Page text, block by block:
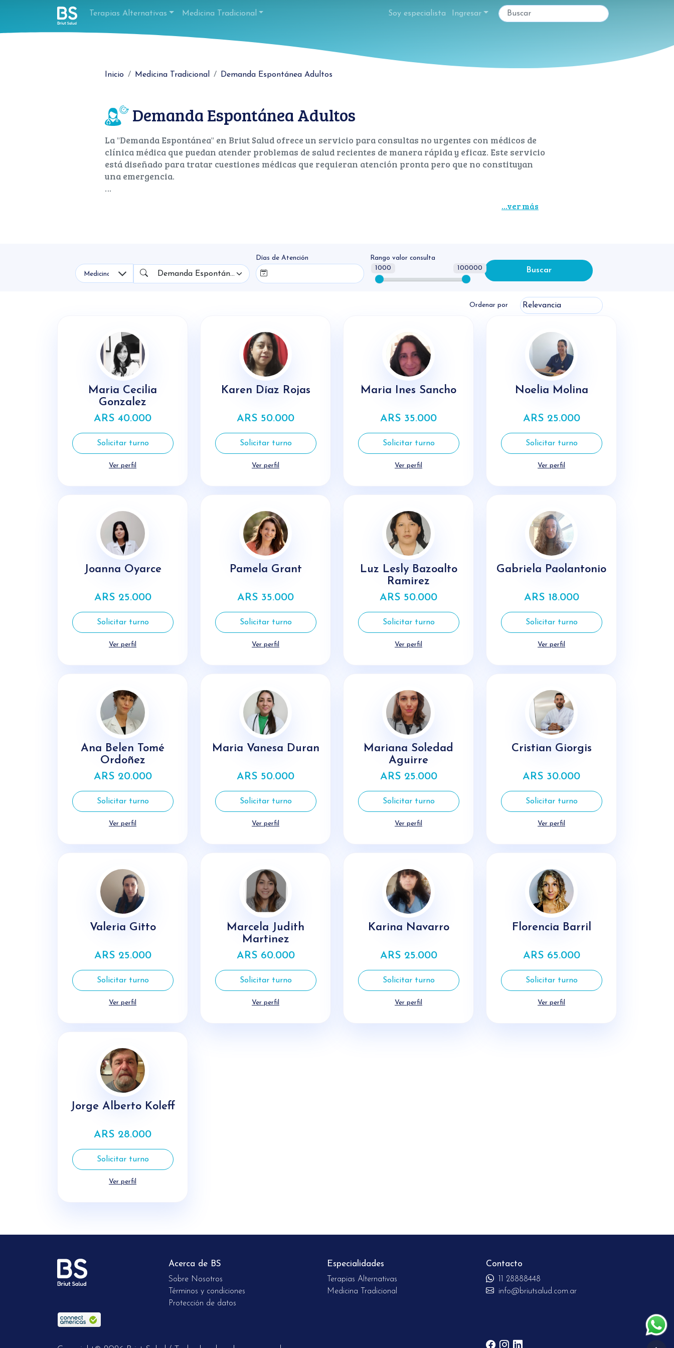
Terapias Alternativas Medicina Tradicional Soy especialista Ingresar
Inicio Medicina Tradicional Demanda Espontánea Adultos
Demanda Espontánea Adultos
La "Demanda Espontánea" en Briut Salud ofrece un servicio para consultas no urgentes con médicos de
clínica médica que puedan atender problemas de salud recientes de manera rápida y eficaz. Este servicio
está diseñado para tratar cuestiones médicas que requieran atención pronta pero que no constituyan
una emergencia.
3- Elige el horario que mejor se ajuste a tus necesidades y reserva tu turno.
...ver más
Demanda Espontánea Adultos
Días de Atención Rango valor consulta
1000 100000 Buscar
Ordenar por
Maria Cecilia
Gonzalez
ARS 40.000
Solicitar turno
Ver perfil
Karen Díaz Rojas
ARS 50.000
Solicitar turno
Ver perfil
Maria Ines Sancho
ARS 35.000
Solicitar turno
Ver perfil
Noelia Molina
ARS 25.000
Solicitar turno
Ver perfil
Joanna Oyarce
ARS 25.000
Solicitar turno
Ver perfil
Pamela Grant
ARS 35.000
Solicitar turno
Ver perfil
Luz Lesly Bazoalto
Ramirez
ARS 50.000
Solicitar turno
Ver perfil
Gabriela Paolantonio
ARS 18.000
Solicitar turno
Ver perfil
Ana Belen Tomé
Ordoñez
ARS 20.000
Solicitar turno
Ver perfil
Maria Vanesa Duran
ARS 50.000
Solicitar turno
Ver perfil
Mariana Soledad
Aguirre
ARS 25.000
Solicitar turno
Ver perfil
Cristian Giorgis
ARS 30.000
Solicitar turno
Ver perfil
Valeria Gitto
ARS 25.000
Solicitar turno
Ver perfil
Marcela Judith
Martinez
ARS 60.000
Solicitar turno
Ver perfil
Karina Navarro
ARS 25.000
Solicitar turno
Ver perfil
Florencia Barril
ARS 65.000
Solicitar turno
Ver perfil
Jorge Alberto Koleff
ARS 28.000
Solicitar turno
Ver perfil
Acerca de BS
Sobre Nosotros
Términos y condiciones
Protección de datos
Especialidades
Terapias Alternativas
Medicina Tradicional
Contacto
11 28888448
info@briutsalud.com.ar